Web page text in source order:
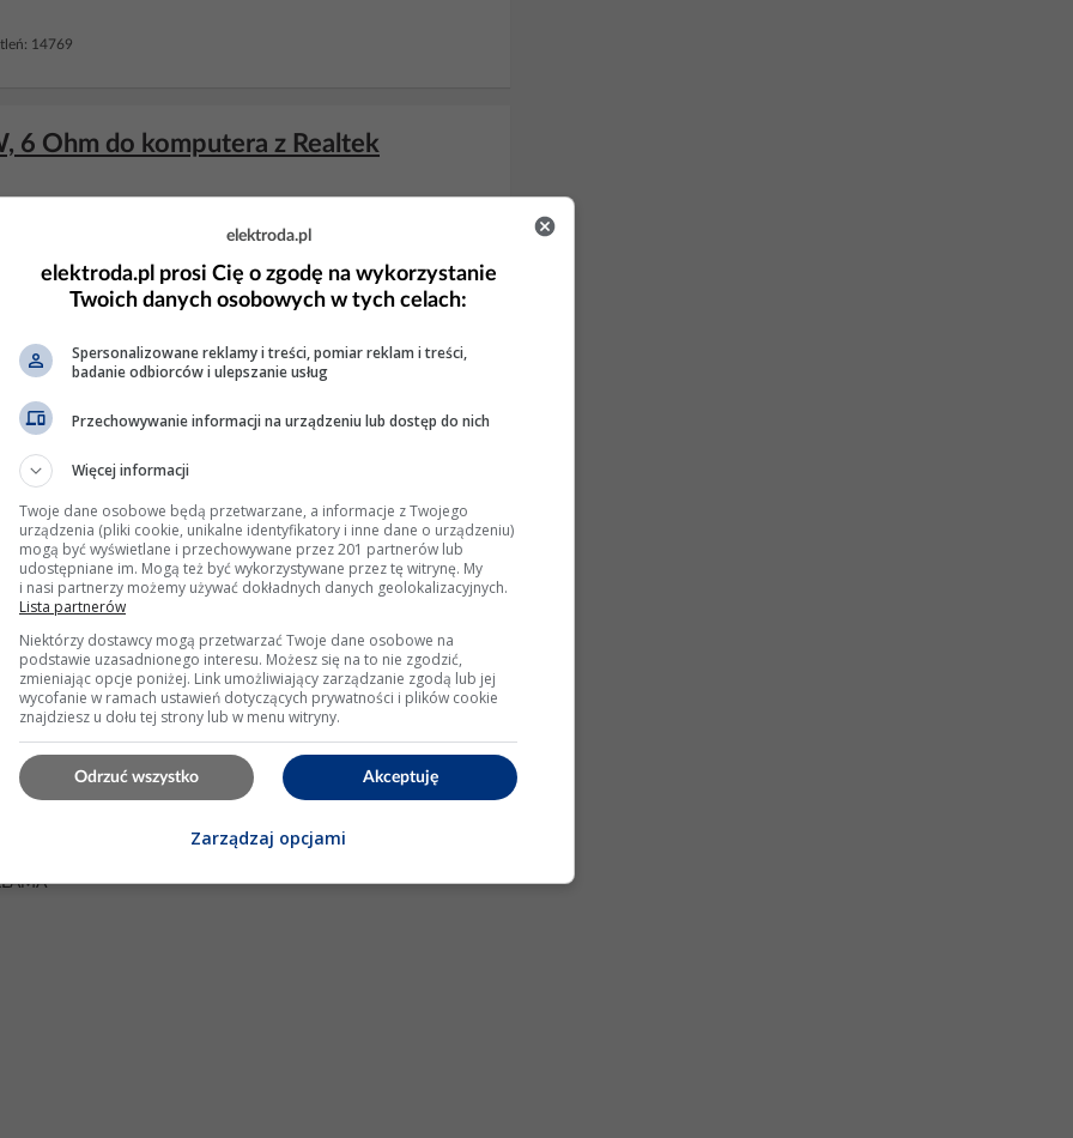
14769
6 Ohm do komputera z Realtek
podłączyć
karty muzycznej Realtek ALC4080 (płyta MSI X870E
jest tragiczna i może będę musiał kupić to, co będzie,...
2 Wyświetleń: 369
na USB - czy aby na pewno stereo?
ale tam jeszcze była wzmacniacz stereo, oznaczeń
klawiatury :evil: Już kolumny
wynikających z powstania pętli masy? W...
7689
- proste instrukcje dla 13-latka
lat 13 ) postanowił zrobić z nich głośniki dokomputera .Ja za
co dokupić jak polutować etc.by syn sobie z tym poradził.
jak na pierwszy raz dla 13 latka....
378
elektroda.pl
elektroda.pl prosi Cię o zgodę na wykorzystanie
Twoich danych osobowych w tych celach:
Spersonalizowane reklamy i treści, pomiar reklam i treści,
badanie odbiorców i ulepszanie usług
Przechowywanie informacji na urządzeniu lub dostęp do nich
Więcej informacji
Twoje dane osobowe będą przetwarzane, a informacje z Twojego
urządzenia (pliki cookie, unikalne identyfikatory i inne dane o urządzeniu)
mogą być wyświetlane i przechowywane przez 201 partnerów lub
udostępniane im. Mogą też być wykorzystywane przez tę witrynę. My
i nasi partnerzy możemy używać dokładnych danych geolokalizacyjnych.
Lista partnerów
Niektórzy dostawcy mogą przetwarzać Twoje dane osobowe na
podstawie uzasadnionego interesu. Możesz się na to nie zgodzić,
zmieniając opcje poniżej. Link umożliwiający zarządzanie zgodą lub jej
wycofanie w ramach ustawień dotyczących prywatności i plików cookie
znajdziesz u dołu tej strony lub w menu witryny.
Akceptuję
Odrzuć wszystko
Zarządzaj opcjami